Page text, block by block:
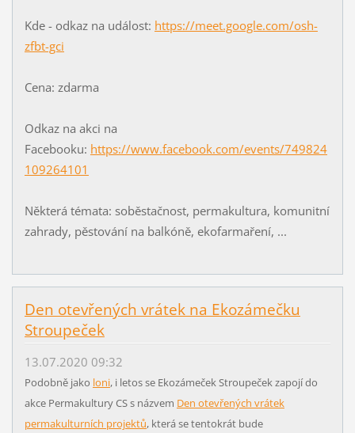
Kde - odkaz na událost: https://meet.google.com/osh-
zfbt-gci
Cena: zdarma
Odkaz na akci na
Facebooku: https://www.facebook.com/events/749824
109264101
Některá témata: soběstačnost, permakultura, komunitní
zahrady, pěstování na balkóně, ekofarmaření, ...
Den otevřených vrátek na Ekozámečku
Stroupeček
13.07.2020 09:32
Podobně jako loni, i letos se Ekozámeček Stroupeček zapojí do
akce Permakultury CS s názvem Den otevřených vrátek
permakulturních projektů, která se tentokrát bude